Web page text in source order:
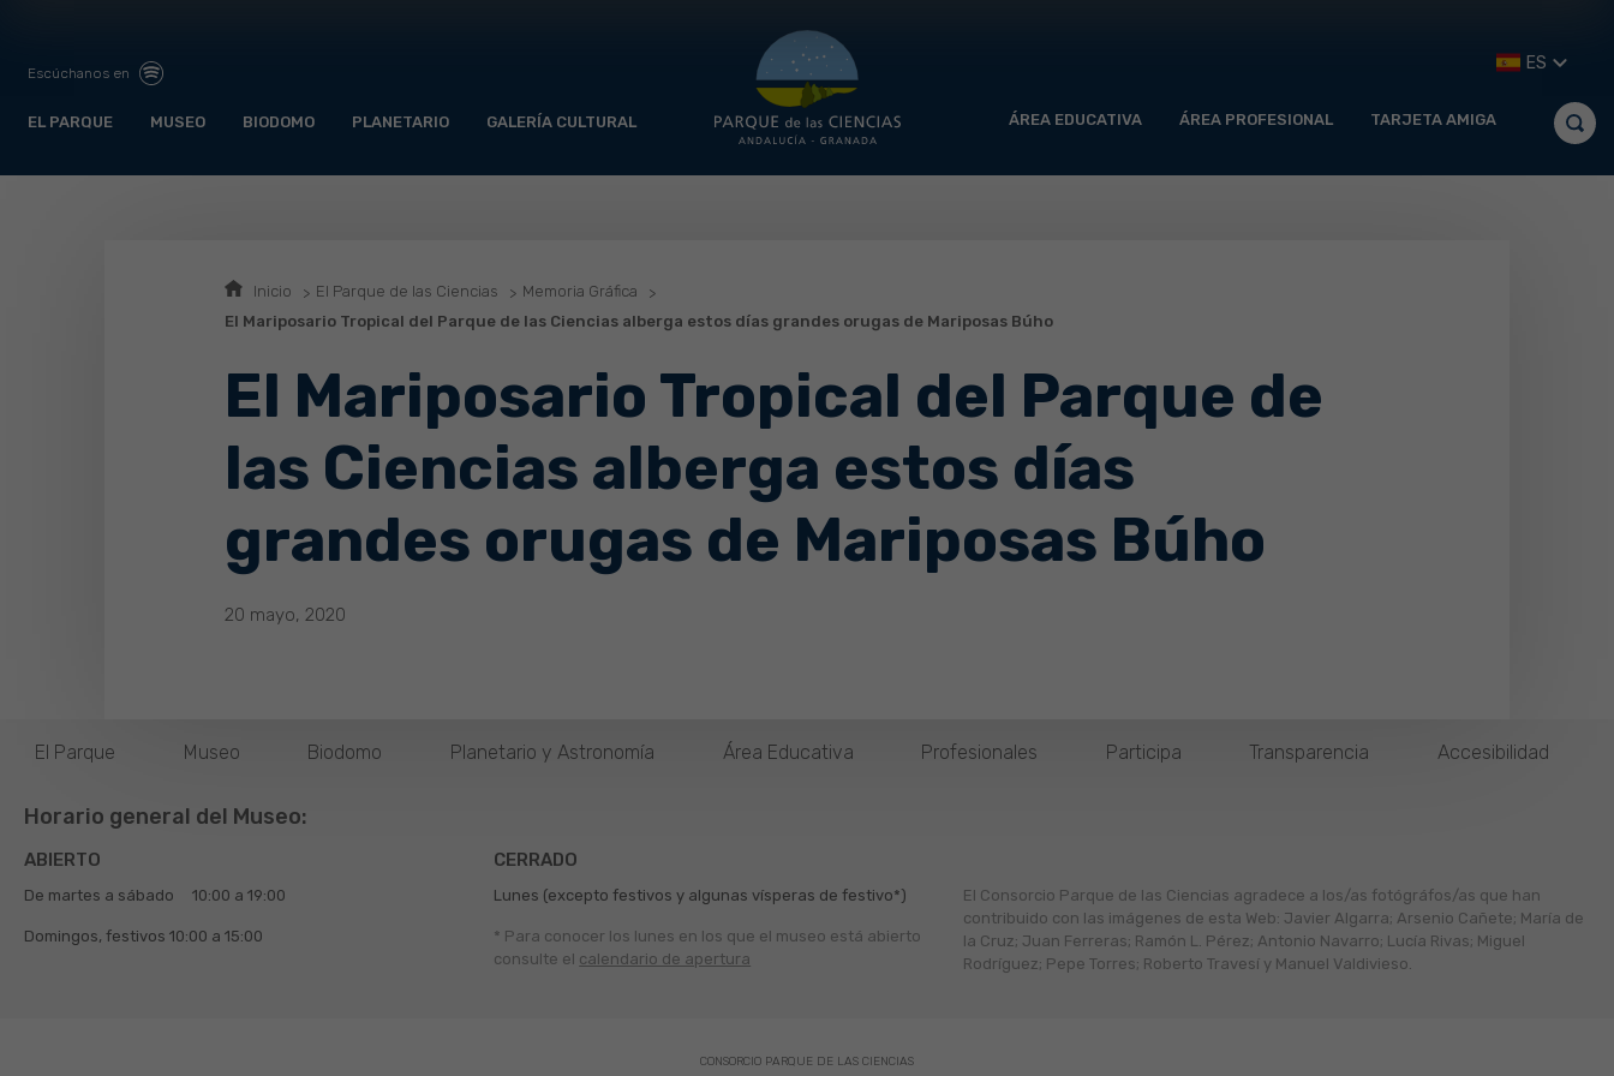
Escúchanos en
EL PARQUE MUSEO BIODOMO PLANETARIO GALERÍA CULTURAL ÁREA EDUCATIVA ÁREA PROFESIONAL TARJETA AMIGA
ES
Inicio El Parque de las Ciencias
Memoria Gráfica
El Mariposario Tropical del Parque de las Ciencias alberga estos días grandes orugas de Mariposas Búho
El Mariposario Tropical del Parque de
las Ciencias alberga estos días
grandes orugas de Mariposas Búho
20 mayo, 2020
El Parque Museo Biodomo Planetario y Astronomía Área Educativa Profesionales Participa Transparencia Accesibilidad
Horario general del Museo:
ABIERTO
De martes a sábado 10:00 a 19:00
Domingos, festivos 10:00 a 15:00
CERRADO
Lunes (excepto festivos y algunas vísperas de festivo*)
* Para conocer los lunes en los que el museo está abierto
consulte el calendario de apertura
El Consorcio Parque de las Ciencias agradece a los/as fotógráfos/as que han
contribuido con las imágenes de esta Web: Javier Algarra; Arsenio Cañete; María de
la Cruz; Juan Ferreras; Ramón L. Pérez; Antonio Navarro; Lucía Rivas; Miguel
Rodríguez; Pepe Torres; Roberto Travesí y Manuel Valdivieso.
CONSORCIO PARQUE DE LAS CIENCIAS